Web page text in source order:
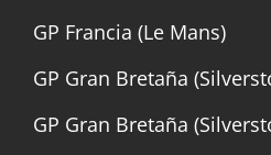
GP Francia (Le Mans)
GP Gran Bretaña
GP Gran Bretaña